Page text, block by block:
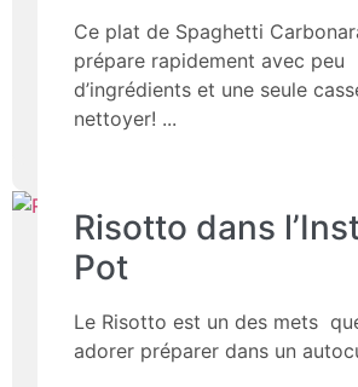
Ce plat de Spaghetti
prépare rapidement avec peu
d’ingrédients et une seule
nettoyer!
Risotto dans
Pot
Le Risotto est un des mets
adorer préparer dans un